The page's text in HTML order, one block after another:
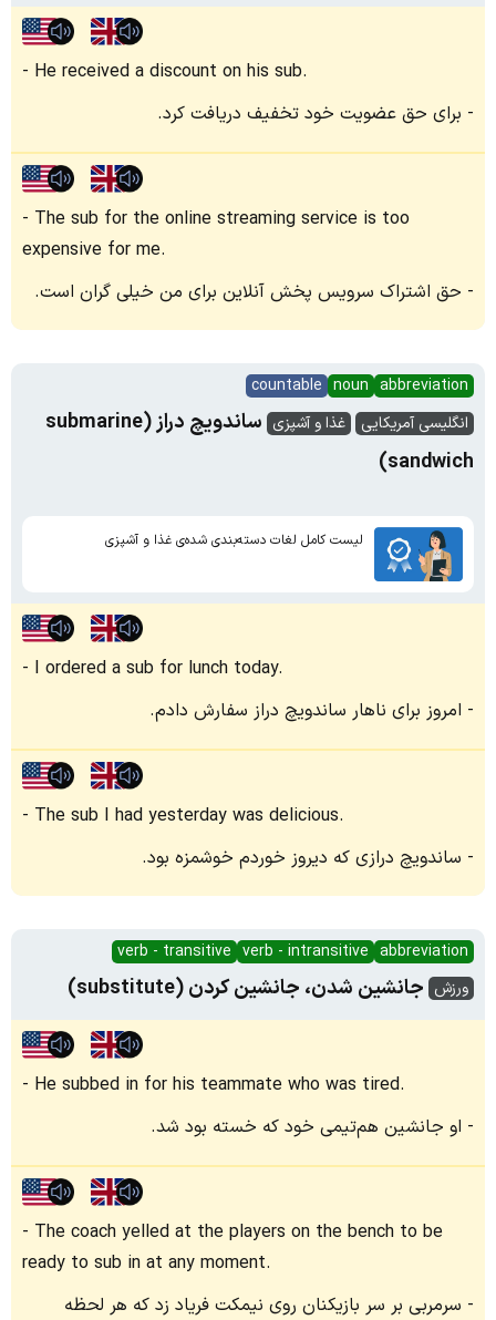
He received a discount on his sub.
برای حق عضویت خود تخفیف دریافت کرد.
The sub for the online streaming service is too
expensive for me.
حق اشتراک سرویس پخش آنلاین برای من خیلی گران است.
abbreviation
noun
countable
انگلیسی آمریکایی
غذا و آشپزی
ساندویچ دراز (submarine
sandwich)
لیست کامل لغات دسته‌بندی شده‌ی غذا و آشپزی
I ordered a sub for lunch today.
امروز برای ناهار ساندویچ دراز سفارش دادم.
The sub I had yesterday was delicious.
ساندویچ درازی که دیروز خوردم خوشمزه بود.
abbreviation
verb - intransitive
verb - transitive
ورزش جانشین شدن، جانشین کردن (substitute)
He subbed in for his teammate who was tired.
او جانشین هم‌تیمی خود که خسته بود شد.
The coach yelled at the players on the bench to be
ready to sub in at any moment.
سرمربی بر سر بازیکنان روی نیمکت فریاد زد که هر لحظه